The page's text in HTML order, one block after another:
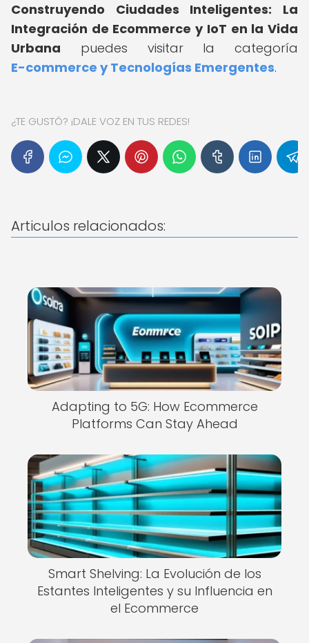
Construyendo Ciudades Inteligentes: La
Integración de Ecommerce y IoT en la Vida
Urbana puedes visitar la categoría
E-commerce y Tecnologías Emergentes.
¿TE GUSTÓ? ¡DALE VOZ EN TUS REDES!
Articulos relacionados:
Adapting to 5G: How Ecommerce
Platforms Can Stay Ahead
Smart Shelving: La Evolución de los
Estantes Inteligentes y su Influencia en
el Ecommerce